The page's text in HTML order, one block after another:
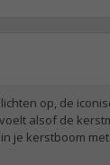
op, de
alsof de
je kerstboom met